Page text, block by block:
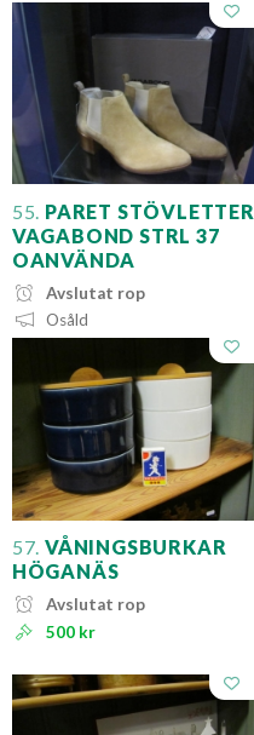
55. PARET STÖVLETTER
VAGABOND STRL 37
OANVÄNDA
Avslutat rop
Osåld
57. VÅNINGSBURKAR
HÖGANÄS
Avslutat rop
500 kr